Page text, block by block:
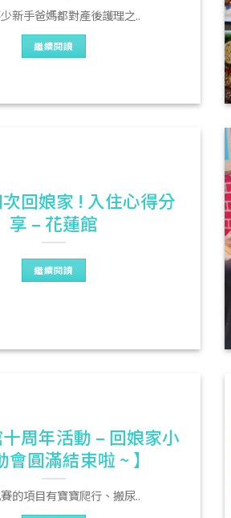
新手爸媽都對產後護理之..
繼續閱讀
回娘家 ! 入住心得分
享 – 花蓮館
繼續閱讀
十周年活動 – 回娘家小
會圓滿結束啦 ~ 】
的項目有寶寶爬行、搬尿..